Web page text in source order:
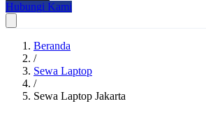
Hubungi Kami
Beranda
/
Sewa Laptop
/
Sewa Laptop Jakarta